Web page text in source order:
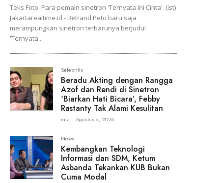
Teks Foto: Para pemain sinetron 'Ternyata Ini Cinta'. (ist)
Jakartarealtime.id - Betrand Peto baru saja
merampungkan sinetron terbarunya berjudul
'Ternyata...
Selebritis
Beradu Akting dengan Rangga
Azof dan Rendi di Sinetron
‘Biarkan Hati Bicara’, Febby
Rastanty Tak Alami Kesulitan
mia - Agustus 6, 2026
News
Kembangkan Teknologi
Informasi dan SDM, Ketum
Asbanda Tekankan KUB Bukan
Cuma Modal